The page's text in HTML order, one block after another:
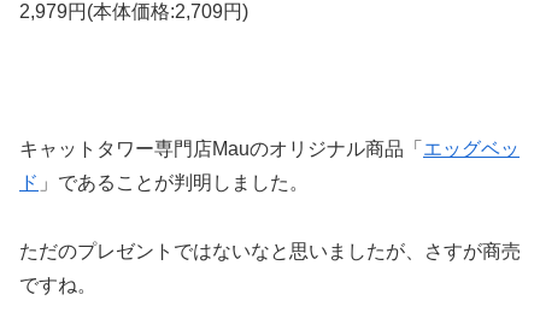
2,979円(本体価格:2,709円)
キャットタワー専門店Mauのオリジナル商品「 エッグベッ
ド 」であることが判明しました。
ただのプレゼントではないなと思いましたが、さすが商売
ですね。